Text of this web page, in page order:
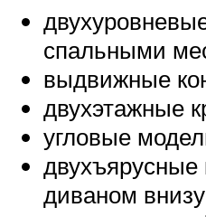
спальными
выдвижные
двухэтажные
угловые
двухъярусные
диваном